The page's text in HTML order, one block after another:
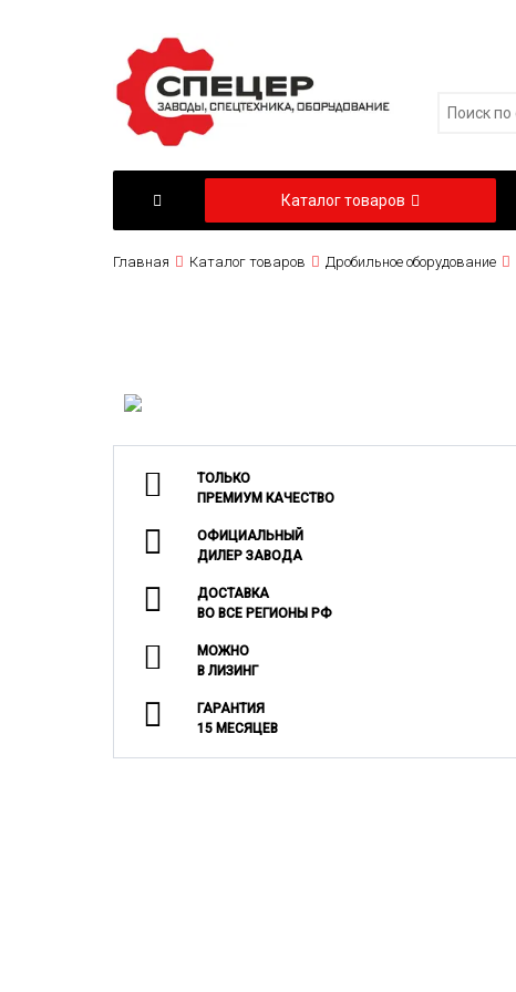
Каталог товаров
Главная Каталог товаров Дробильное оборудование
ТОЛЬКО
ПРЕМИУМ КАЧЕСТВО
ОФИЦИАЛЬНЫЙ
ДИЛЕР ЗАВОДА
ДОСТАВКА
ВО ВСЕ РЕГИОНЫ РФ
МОЖНО
В ЛИЗИНГ
ГАРАНТИЯ
15 МЕСЯЦЕВ